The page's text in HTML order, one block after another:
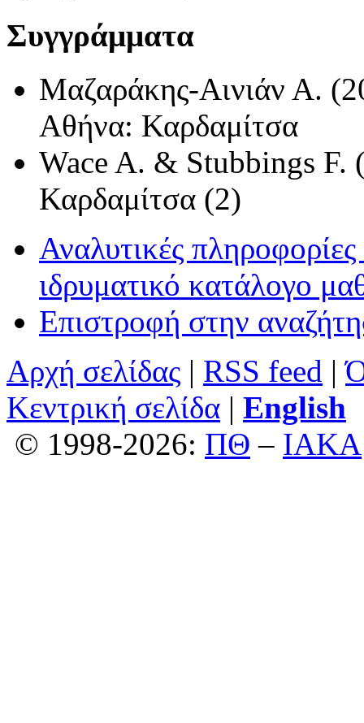
Συγγράμματα
Μαζαράκης-Αινιάν Α.
Αθήνα: Καρδαμίτσα
Wace A. & Stubbings
Καρδαμίτσα (2)
Αναλυτικές
ιδρυματικό κατάλογο
Επιστροφή στην
Αρχή σελίδας | RSS feed |
Κεντρική σελίδα | English
© 1998-2026: ΠΘ – ΙΑΚΑ